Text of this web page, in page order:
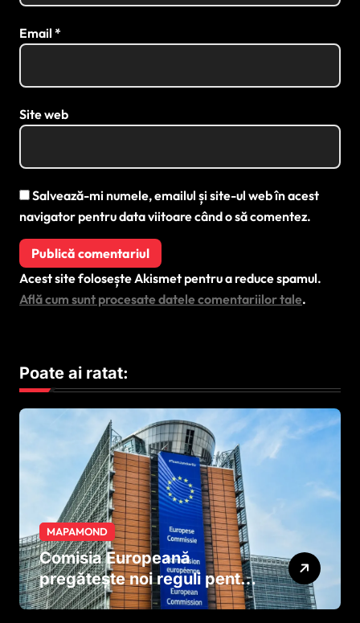
Email *
Site web
Salvează-mi numele, emailul și site-ul web în acest
navigator pentru data viitoare când o să comentez.
Acest site folosește Akismet pentru a reduce spamul.
Află cum sunt procesate datele comentariilor tale.
Poate ai ratat:
MAPAMOND
Comisia Europeană
pregătește noi reguli pentru
tutun și țigările electronice